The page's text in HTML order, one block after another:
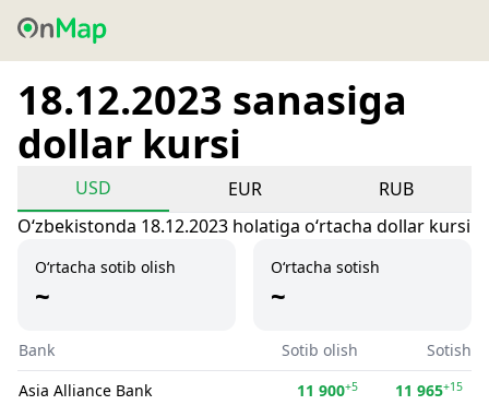
18.12.2023 sanasiga
dollar kursi
USD EUR
RUB
Oʻzbekistonda 18.12.2023 holatiga oʻrtacha dollar kursi
O‘rtacha sotib olish
~
O‘rtacha sotish
~
Bank Sotib olish
Sotish
Asia Alliance Bank
11 900+5 11 965+15